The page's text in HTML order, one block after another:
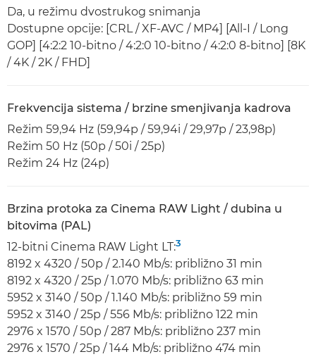
Da, u režimu dvostrukog snimanja
Dostupne opcije: [CRL / XF-AVC / MP4] [All-I / Long
GOP] [4:2:2 10-bitno / 4:2:0 10-bitno / 4:2:0 8-bitno] [8K
/ 4K / 2K / FHD]
Frekvencija sistema / brzine smenjivanja kadrova
Režim 59,94 Hz (59,94p / 59,94i / 29,97p / 23,98p)
Režim 50 Hz (50p / 50i / 25p)
Režim 24 Hz (24p)
Brzina protoka za Cinema RAW Light / dubina u
bitovima (PAL)
12-bitni Cinema RAW Light LT:3
8192 x 4320 / 50p / 2.140 Mb/s: približno 31 min
8192 x 4320 / 25p / 1.070 Mb/s: približno 63 min
5952 x 3140 / 50p / 1.140 Mb/s: približno 59 min
5952 x 3140 / 25p / 556 Mb/s: približno 122 min
2976 x 1570 / 50p / 287 Mb/s: približno 237 min
2976 x 1570 / 25p / 144 Mb/s: približno 474 min